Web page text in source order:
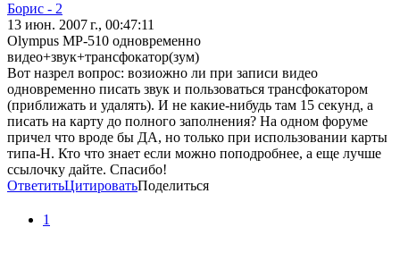
Борис - 2
13 июн. 2007 г., 00:47:11
Olympus MP-510 одновременно
видео+звук+трансфокатор(зум)
Вот назрел вопрос: возиожно ли при записи видео
одновременно писать звук и пользоваться трансфокатором
(приближать и удалять). И не какие-нибудь там 15 секунд, а
писать на карту до полного заполнения? На одном форуме
причел что вроде бы ДА, но только при использовании карты
типа-H. Кто что знает если можно поподробнее, а еще лучше
ссылочку дайте. Спасибо!
ОтветитьЦитироватьПоделиться
1